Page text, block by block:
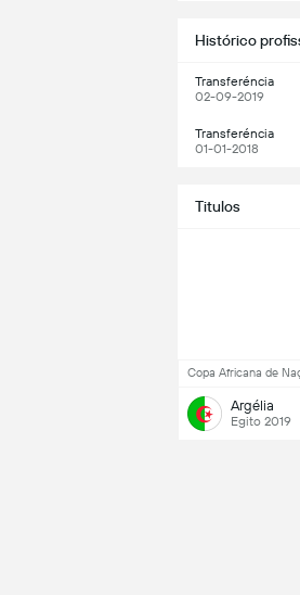
Histórico
Transferéncia
02-09-2019
Transferéncia
01-01-2018
Titulos
Copa Africana de
Argélia
Egito 2019